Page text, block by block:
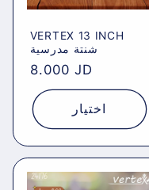
VERTEX 13 INCH
شنتة مدرسية
Regular
price
8.000 JD
اختيار